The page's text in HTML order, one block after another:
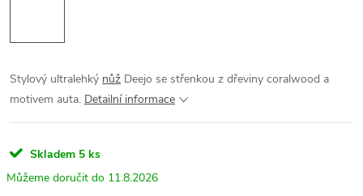
Stylový ultralehký nůž Deejo se střenkou z dřeviny coralwood a
motivem auta. Detailní informace
Skladem 5 ks
11.8.2026